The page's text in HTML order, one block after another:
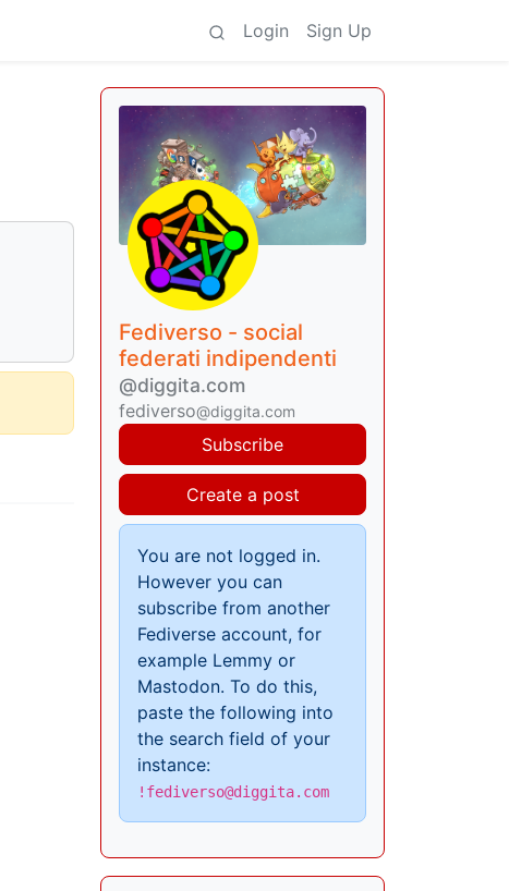
Login Sign Up
Fediverso - social
federati indipendenti
@diggita.com
fediverso@diggita.com
Subscribe
Create a post
You are not logged in.
However you can
subscribe from another
Fediverse account, for
example Lemmy or
Mastodon. To do this,
paste the following into
the search field of your
instance:
!fediverso@diggita.com